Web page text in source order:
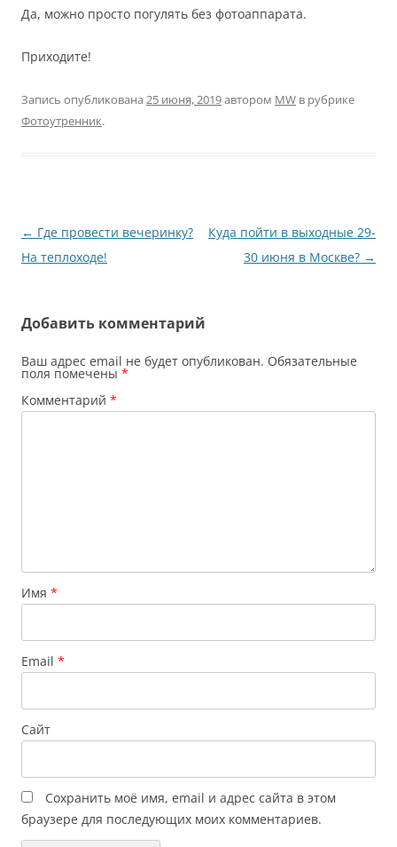
Да, можно просто погулять без фотоаппарата.
Приходите!
Запись опубликована 25 июня, 2019автором MW в рубрике
Фотоутренник.
Навигация
по
← Где провести вечеринку?
На теплоходе!
Куда пойти в выходные 29-
30 июня в Москве? →
Добавить комментарий
Ваш адрес email не будет опубликован. Обязательные
поля помечены *
Комментарий *
Имя *
Email *
Сайт
Сохранить моё имя, email и адрес сайта в этом
браузере для последующих моих комментариев.